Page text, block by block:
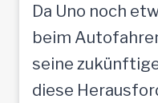
Da Uno noch
beim
seine
diese